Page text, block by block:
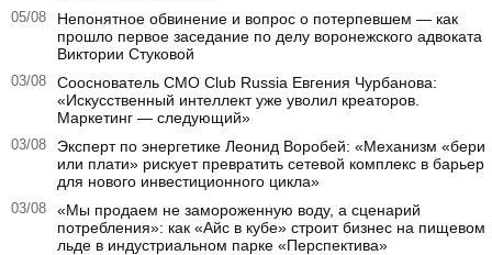
05/08
Непонятное обвинение и вопрос о потерпевшем — как
прошло первое заседание по делу воронежского адвоката
Виктории Стуковой
03/08
Сооснователь CMO Club Russia Евгения Чурбанова:
«Искусственный интеллект уже уволил креаторов.
Маркетинг — следующий»
03/08
Эксперт по энергетике Леонид Воробей: «Механизм «бери
или плати» рискует превратить сетевой комплекс в барьер
для нового инвестиционного цикла»
03/08
«Мы продаем не замороженную воду, а сценарий
потребления»: как «Айс в кубе» строит бизнес на пищевом
льде в индустриальном парке «Перспектива»